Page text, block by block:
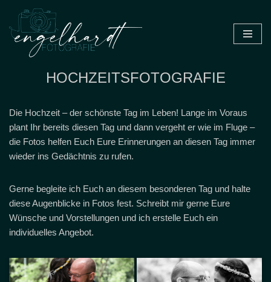
Zum
HOCHZEITSFOTOGRAFIE
Die Hochzeit – der schönste Tag im Leben! Lange im Voraus
plant Ihr bereits diesen Tag und dann vergeht er wie im Fluge –
die Fotos helfen Euch Eure Erinnerungen an diesen Tag immer
wieder ins Gedächtnis zu rufen.
Gerne begleite ich Euch an diesem besonderen Tag und halte
diese Augenblicke in Fotos fest. Schreibt mir gerne Eure
Wünsche und Vorstellungen und ich erstelle Euch ein
individuelles Angebot.